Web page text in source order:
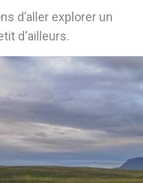
d’aller explorer un
d‘ailleurs.